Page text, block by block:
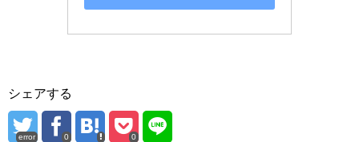
シェアする
error 0 0